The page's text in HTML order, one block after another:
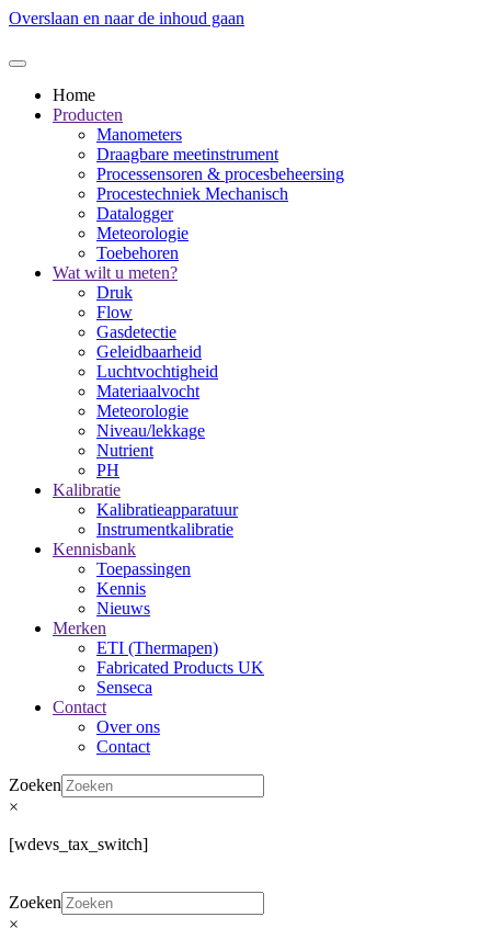
Overslaan en naar de inhoud gaan
Home
Producten
Manometers
Draagbare meetinstrument
Processensoren & procesbeheersing
Procestechniek Mechanisch
Datalogger
Meteorologie
Toebehoren
Wat wilt u meten?
Druk
Flow
Gasdetectie
Geleidbaarheid
Luchtvochtigheid
Materiaalvocht
Meteorologie
Niveau/lekkage
Nutrient
PH
Kalibratie
Kalibratieapparatuur
Instrumentkalibratie
Kennisbank
Toepassingen
Kennis
Nieuws
Merken
ETI (Thermapen)
Fabricated Products UK
Senseca
Contact
Over ons
Contact
Zoeken
×
[wdevs_tax_switch]
Zoeken
×